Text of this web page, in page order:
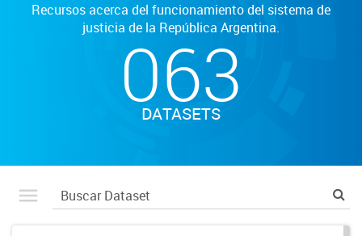
Recursos acerca del funcionamiento del sistema de
justicia de la República Argentina.
063
DATASETS